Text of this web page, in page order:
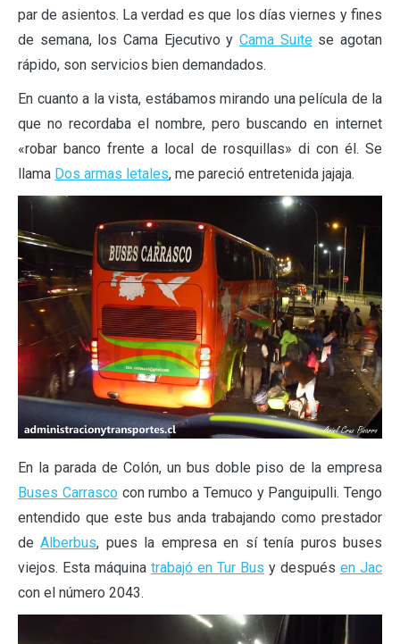
par de asientos. La verdad es que los días viernes y fines
de semana, los Cama Ejecutivo y Cama Suitese agotan
rápido, son servicios bien demandados.
En cuanto a la vista, estábamos mirando una película de la
que no recordaba el nombre, pero buscando en internet
«robar banco frente a local de rosquillas» di con él. Se
llama Dos armas letales, me pareció entretenida jajaja.
En la parada de Colón, un bus doble piso de la empresa
Buses Carrascocon rumbo a Temuco y Panguipulli. Tengo
entendido que este bus anda trabajando como prestador
deAlberbus, pues la empresa en sí tenía puros buses
viejos. Esta máquina trabajó en Tur Bus y después en Jac
con el número 2043.